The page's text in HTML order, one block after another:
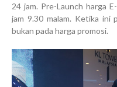
24 jam. Pre-Launch harga
jam 9.30 malam. Ketika ini
bukan pada harga promosi.